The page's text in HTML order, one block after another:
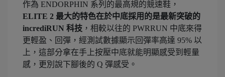
作為 ENDORPHIN 系列的最高規的競速鞋，
ELITE 2 最大的特色在於中底採用的是最新突破的
incrediRUN 科技 ，相較以往的 PWRRUN 中底來得
更輕盈、回彈，經測試數據顯示回彈率高達 95% 以
上，這部分拿在手上按壓中底就能明顯感受到輕量
感，更別說下腳後的 Q 彈感受。